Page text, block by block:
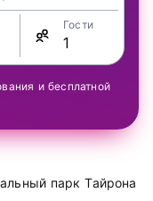
Гости
и бесплатной
парк Тайрона